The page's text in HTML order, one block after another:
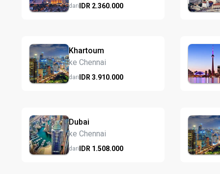
dariIDR 2.360.000
Khartoum
ke Chennai
dariIDR 3.910.000
Dubai
ke Chennai
dariIDR 1.508.000